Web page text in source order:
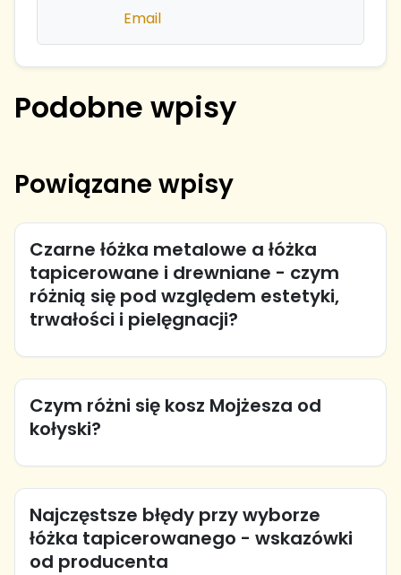
Email
Podobne wpisy
Powiązane wpisy
Czarne łóżka metalowe a łóżka
tapicerowane i drewniane - czym
różnią się pod względem estetyki,
trwałości i pielęgnacji?
Czym różni się kosz Mojżesza od
kołyski?
Najczęstsze błędy przy wyborze
łóżka tapicerowanego - wskazówki
od producenta